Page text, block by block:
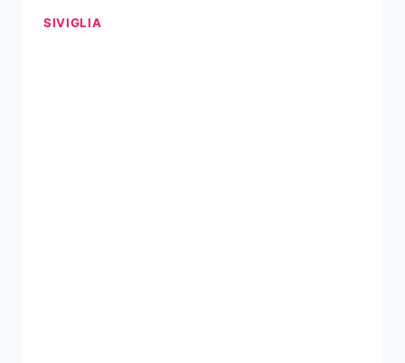
SIVIGLIA